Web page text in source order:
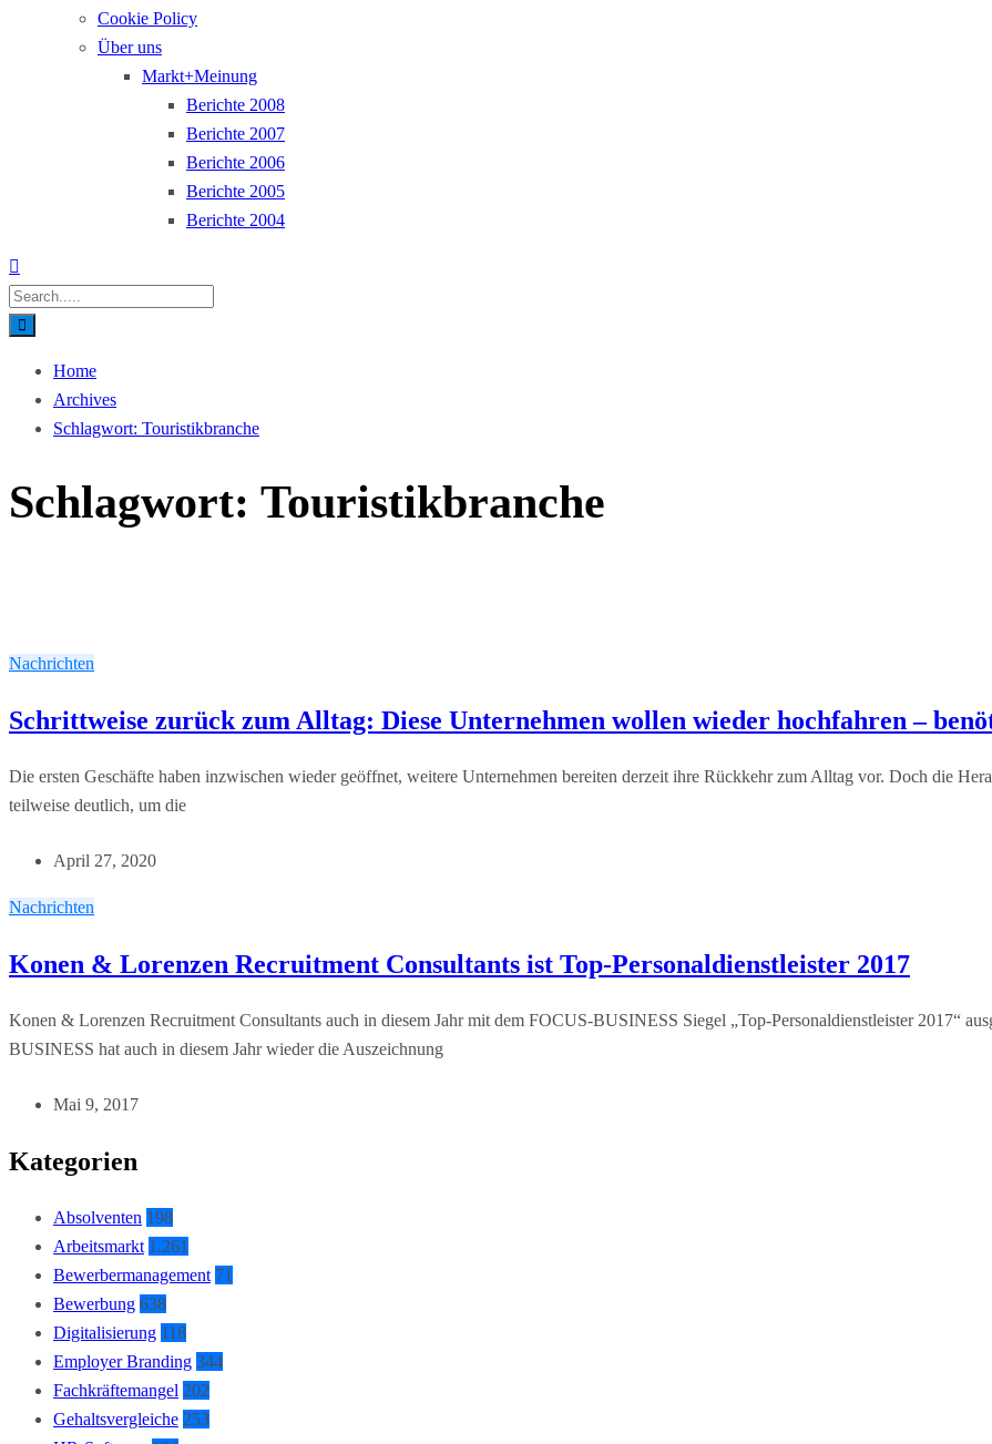
Cookie Policy
Über uns
Markt+Meinung
Berichte 2008
Berichte 2007
Berichte 2006
Berichte 2005
Berichte 2004
Home
Archives
Schlagwort: Touristikbranche
Schlagwort: Touristikbranche
Nachrichten
Schrittweise zurück zum Alltag: Diese Unternehmen wollen wieder hochfahren –
Die ersten Geschäfte haben inzwischen wieder geöffnet, weitere Unternehmen bereiten derzeit ihre Rückkehr zum Alltag vor. Doch die
teilweise deutlich, um die
April 27, 2020
Nachrichten
Konen & Lorenzen Recruitment Consultants ist Top-Personaldienstleister 2017
Konen & Lorenzen Recruitment Consultants auch in diesem Jahr mit dem FOCUS-BUSINESS Siegel „Top-Personaldienstleister 2017“
BUSINESS hat auch in diesem Jahr wieder die Auszeichnung
Mai 9, 2017
Kategorien
Absolventen 198
Arbeitsmarkt 1.261
Bewerbermanagement 71
Bewerbung 638
Digitalisierung 118
Employer Branding 344
Fachkräftemangel 202
Gehaltsvergleiche 253